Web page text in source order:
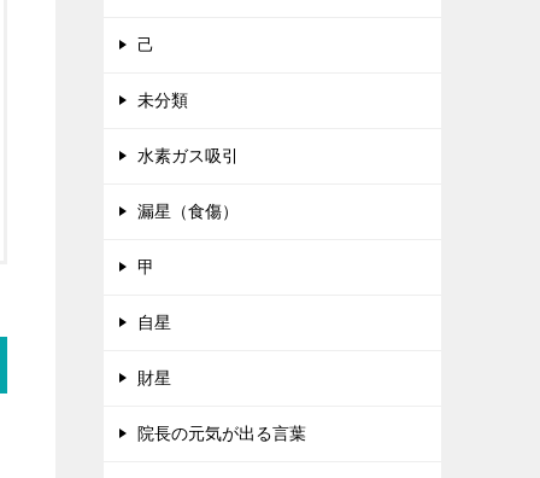
己
未分類
水素ガス吸引
漏星（食傷）
甲
自星
財星
院長の元気が出る言葉